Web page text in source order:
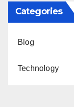
Categories
Blog
Technology